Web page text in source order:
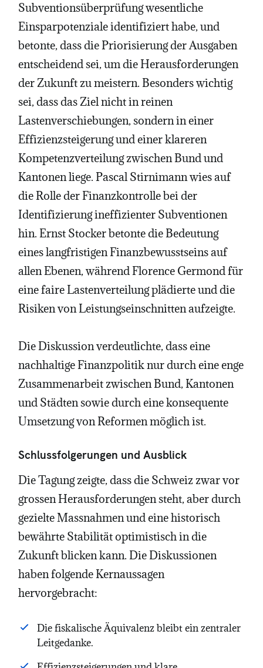
Subventionsüberprüfung wesentliche
Einsparpotenziale identifiziert habe, und
betonte, dass die Priorisierung der Ausgaben
entscheidend sei, um die Herausforderungen
der Zukunft zu meistern. Besonders wichtig
sei, dass das Ziel nicht in reinen
Lastenverschiebungen, sondern in einer
Effizienzsteigerung und einer klareren
Kompetenzverteilung zwischen Bund und
Kantonen liege. Pascal Stirnimann wies auf
die Rolle der Finanzkontrolle bei der
Identifizierung ineffizienter Subventionen
hin. Ernst Stocker betonte die Bedeutung
eines langfristigen Finanzbewusstseins auf
allen Ebenen, während Florence Germond für
eine faire Lastenverteilung plädierte und die
Risiken von Leistungseinschnitten aufzeigte.
Die Diskussion verdeutlichte, dass eine
nachhaltige Finanzpolitik nur durch eine enge
Zusammenarbeit zwischen Bund, Kantonen
und Städten sowie durch eine konsequente
Umsetzung von Reformen möglich ist.
Schlussfolgerungen und Ausblick
Die Tagung zeigte, dass die Schweiz zwar vor
grossen Herausforderungen steht, aber durch
gezielte Massnahmen und eine historisch
bewährte Stabilität optimistisch in die
Zukunft blicken kann. Die Diskussionen
haben folgende Kernaussagen
hervorgebracht:
Die fiskalische Äquivalenz bleibt ein zentraler
Leitgedanke.